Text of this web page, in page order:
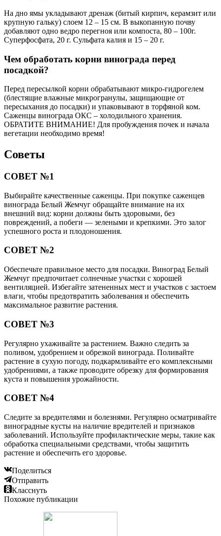
На дно ямы укладывают дренаж (битый кирпич, керамзит или
крупную гальку) слоем 12 – 15 см. В выкопанную почву
добавляют одно ведро перегноя или компоста, 80 – 100г.
Суперфосфата, 20 г. Сульфата калия и 15 – 20 г.
Чем обработать корни винограда перед
посадкой?
Перед пересылкой корни обрабатывают микро-гидрогелем
(блестящие влажные микрогранулы, защищающие от
пересыхания до посадки) и упаковывают в торфяной ком.
Саженцы винограда ОКС – холодильного хранения.
ОБРАТИТЕ ВНИМАНИЕ! Для пробуждения почек и начала
вегетации необходимо время!
Советы
СОВЕТ №1
Выбирайте качественные саженцы. При покупке саженцев
винограда Белый Жемчуг обращайте внимание на их
внешний вид: корни должны быть здоровыми, без
повреждений, а побеги — зелеными и крепкими. Это залог
успешного роста и плодоношения.
СОВЕТ №2
Обеспечьте правильное место для посадки. Виноград Белый
Жемчуг предпочитает солнечные участки с хорошей
вентиляцией. Избегайте затененных мест и участков с застоем
влаги, чтобы предотвратить заболевания и обеспечить
максимальное развитие растения.
СОВЕТ №3
Регулярно ухаживайте за растением. Важно следить за
поливом, удобрением и обрезкой винограда. Поливайте
растение в сухую погоду, подкармливайте его комплексными
удобрениями, а также проводите обрезку для формирования
куста и повышения урожайности.
СОВЕТ №4
Следите за вредителями и болезнями. Регулярно осматривайте
виноградные кусты на наличие вредителей и признаков
заболеваний. Используйте профилактические меры, такие как
обработка специальными средствами, чтобы защитить
растение и обеспечить его здоровье.
Поделиться
Отправить
Класснуть
Похожие публикации